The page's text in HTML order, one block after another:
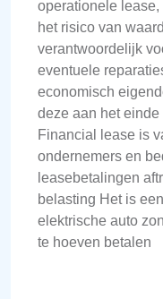
operationele
het risico van
verantwoordelijk
eventuele
economisch
deze aan het
Financial lease is
ondernemers en
leasebetalingen
belasting Het is
elektrische auto
te hoeven betalen